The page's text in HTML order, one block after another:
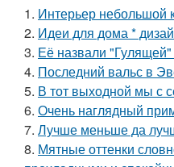
1. Интерьер небольшой
2. Идеи для дома *
3. Её назвали
4. Последний вальс в
5. В тот выходной мы с
6. Очень наглядный
7. Лучше меньше да
8. Мятные оттенки